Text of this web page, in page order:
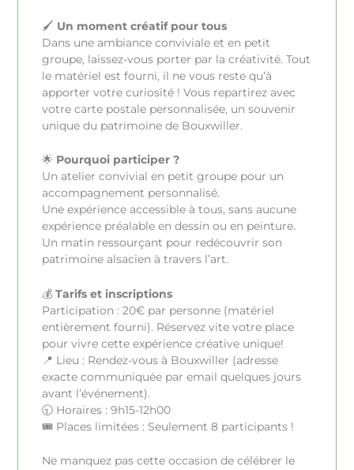
🖌️ Un moment créatif pour tous
Dans une ambiance conviviale et en petit
groupe, laissez-vous porter par la créativité. Tout
le matériel est fourni, il ne vous reste qu’à
apporter votre curiosité ! Vous repartirez avec
votre carte postale personnalisée, un souvenir
unique du patrimoine de Bouxwiller.
🌟 Pourquoi participer ?
Un atelier convivial en petit groupe pour un
accompagnement personnalisé.
Une expérience accessible à tous, sans aucune
expérience préalable en dessin ou en peinture.
Un matin ressourçant pour redécouvrir son
patrimoine alsacien à travers l’art.
💰Tarifs et inscriptions
Participation : 20€ par personne (matériel
entièrement fourni). Réservez vite votre place
pour vivre cette expérience créative unique!
📍 Lieu : Rendez-vous à Bouxwiller (adresse
exacte communiquée par email quelques jours
avant l’événement).
🕤 Horaires : 9h15-12h00
🎟️ Places limitées : Seulement 8 participants !
Ne manquez pas cette occasion de célébrer le